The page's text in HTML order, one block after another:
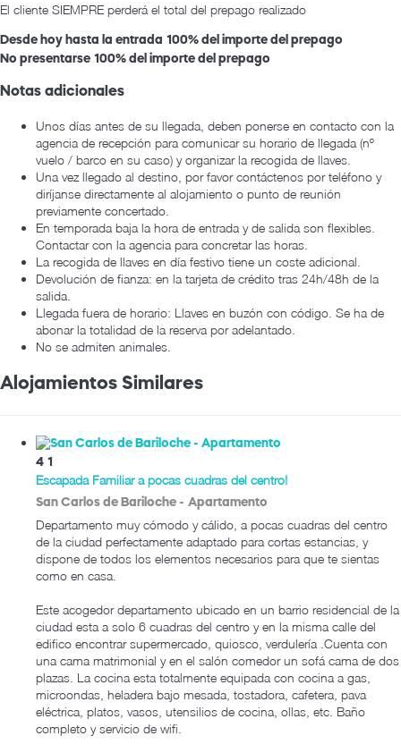
El cliente SIEMPRE perderá el total del prepago realizado
Desde hoy hasta la entrada 100% del importe del prepago
No presentarse 100% del importe del prepago
Notas adicionales
Unos días antes de su llegada, deben ponerse en contacto con la
agencia de recepción para comunicar su horario de llegada (nº
vuelo / barco en su caso) y organizar la recogida de llaves.
Una vez llegado al destino, por favor contáctenos por teléfono y
diríjanse directamente al alojamiento o punto de reunión
previamente concertado.
En temporada baja la hora de entrada y de salida son flexibles.
Contactar con la agencia para concretar las horas.
La recogida de llaves en día festivo tiene un coste adicional.
Devolución de fianza: en la tarjeta de crédito tras 24h/48h de la
salida.
Llegada fuera de horario: Llaves en buzón con código. Se ha de
abonar la totalidad de la reserva por adelantado.
No se admiten animales.
Alojamientos Similares
4 1
Escapada Familiar a pocas cuadras del centro!
San Carlos de Bariloche - Apartamento
Departamento muy cómodo y cálido, a pocas cuadras del centro
de la ciudad perfectamente adaptado para cortas estancias, y
dispone de todos los elementos necesarios para que te sientas
como en casa.
Este acogedor departamento ubicado en un barrio residencial de la
ciudad esta a solo 6 cuadras del centro y en la misma calle del
edifico encontrar supermercado, quiosco, verdulería .Cuenta con
una cama matrimonial y en el salón comedor un sofá cama de dos
plazas. La cocina esta totalmente equipada con cocina a gas,
microondas, heladera bajo mesada, tostadora, cafetera, pava
eléctrica, platos, vasos, utensilios de cocina, ollas, etc. Baño
completo y servicio de wifi.